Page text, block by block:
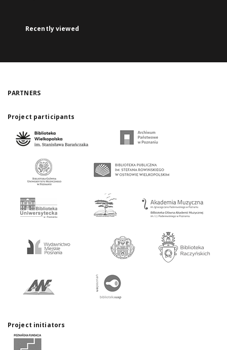
Recently viewed
PARTNERS
Project participants
Project initiators